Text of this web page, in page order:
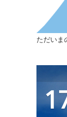
ただいま